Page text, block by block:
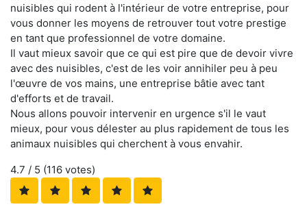
nuisibles qui rodent à l'intérieur de votre entreprise, pour
vous donner les moyens de retrouver tout votre prestige
en tant que professionnel de votre domaine.
Il vaut mieux savoir que ce qui est pire que de devoir vivre
avec des nuisibles, c'est de les voir annihiler peu à peu
l'œuvre de vos mains, une entreprise bâtie avec tant
d'efforts et de travail.
Nous allons pouvoir intervenir en urgence s'il le vaut
mieux, pour vous délester au plus rapidement de tous les
animaux nuisibles qui cherchent à vous envahir.
4.7 / 5 (116 votes)